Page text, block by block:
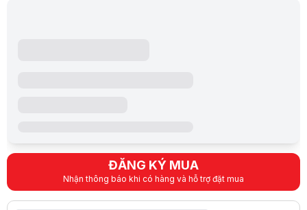
ĐĂNG KÝ MUA
Nhận thông báo khi có hàng và hỗ trợ đặt mua